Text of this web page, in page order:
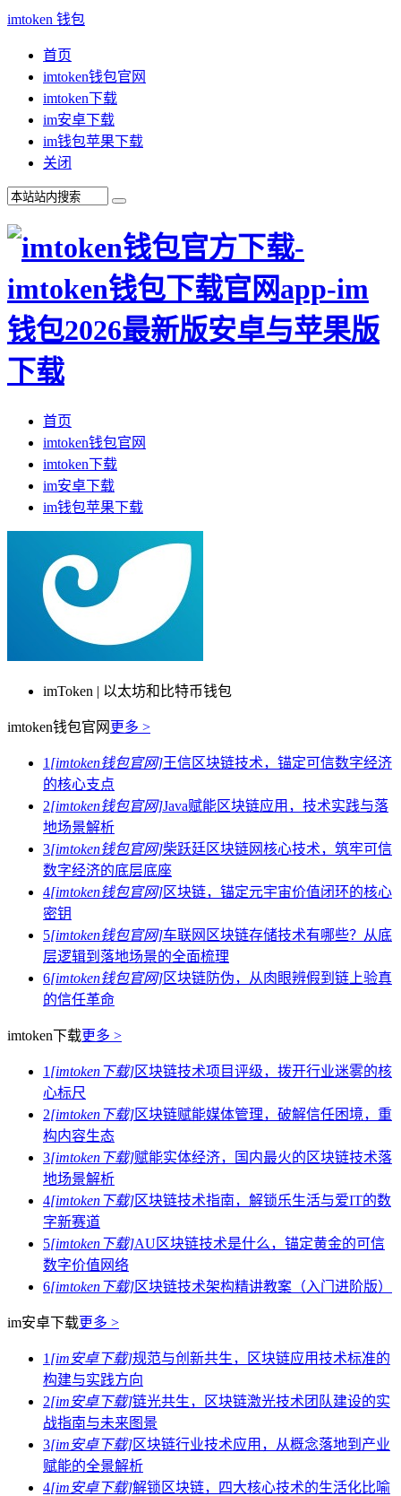
imtoken 钱包
首页
imtoken钱包官网
imtoken下载
im安卓下载
im钱包苹果下载
关闭
首页
imtoken钱包官网
imtoken下载
im安卓下载
im钱包苹果下载
imToken | 以太坊和比特币钱包
imtoken钱包官网 更多 >
1 [imtoken钱包官网]王信区块链技术，锚定可信数字经济
的核心支点
2[imtoken钱包官网]Java赋能区块链应用，技术实践与落
地场景解析
3[imtoken钱包官网]柴跃廷区块链网核心技术，筑牢可信
数字经济的底层底座
4[imtoken钱包官网]区块链，锚定元宇宙价值闭环的核心
密钥
5[imtoken钱包官网]车联网区块链存储技术有哪些？从底
层逻辑到落地场景的全面梳理
6[imtoken钱包官网]区块链防伪，从肉眼辨假到链上验真
的信任革命
imtoken下载更多 >
1 [imtoken下载]区块链技术项目评级，拨开行业迷雾的核
心标尺
2[imtoken下载]区块链赋能媒体管理，破解信任困境，重
构内容生态
3[imtoken下载]赋能实体经济，国内最火的区块链技术落
地场景解析
4[imtoken下载]区块链技术指南，解锁乐生活与爱IT的数
字新赛道
5[imtoken下载]AU区块链技术是什么，锚定黄金的可信
数字价值网络
6[imtoken下载]区块链技术架构精讲教案（入门进阶版）
im安卓下载更多 >
1 [im安卓下载]规范与创新共生，区块链应用技术标准的
构建与实践方向
2[im安卓下载]链光共生，区块链激光技术团队建设的实
战指南与未来图景
3[im安卓下载]区块链行业技术应用，从概念落地到产业
赋能的全景解析
4[im安卓下载]解锁区块链，四大核心技术的生活化比喻